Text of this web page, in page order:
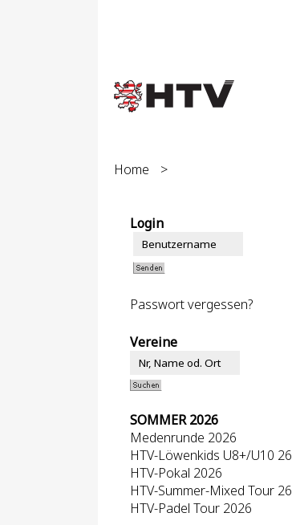
Home >
Login
Passwort vergessen?
Vereine
SOMMER 2026
Medenrunde 2026
HTV-Löwenkids U8+/U10 26
HTV-Pokal 2026
HTV-Summer-Mixed Tour 26
HTV-Padel Tour 2026